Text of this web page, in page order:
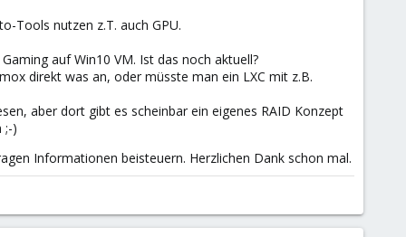
Tools nutzen z.T. auch GPU.
auf Win10 VM. Ist das noch aktuell?
direkt was an, oder müsste man ein LXC mit z.B.
aber dort gibt es scheinbar ein eigenes RAID Konzept
;-)
Informationen beisteuern. Herzlichen Dank schon mal.